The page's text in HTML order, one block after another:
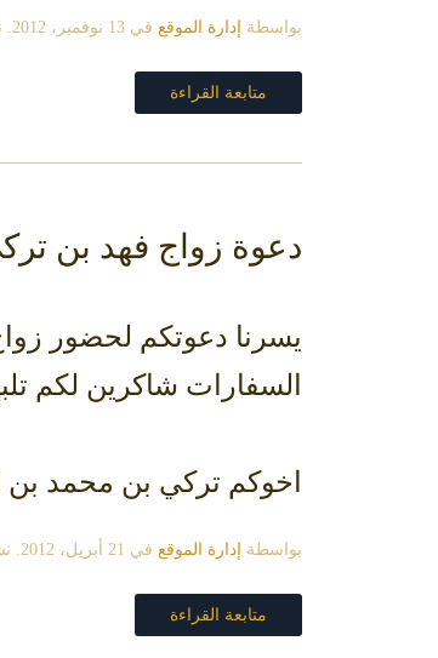
بواسطة إدارة الموقع في 13 نوفمبر، 2012 .
متابعة القراءة
دعوة زواج فهد بن
السفارات شاكرين لكم
اخوكم تركي بن محمد بن
بواسطة إدارة الموقع في 21 أبريل، 2012 .
متابعة القراءة